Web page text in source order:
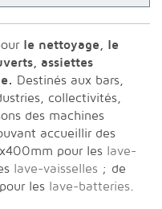
le nettoyage, le
assiettes
Destinés aux bars,
collectivités,
des machines
accueillir des
pour les lave-
lave-vaisselles ; de
les lave-batteries.